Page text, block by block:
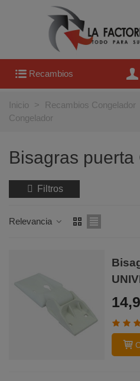
Recambios
Inicio > Recambios Congelador
Congelador
Bisagras
Filtros
Relevancia